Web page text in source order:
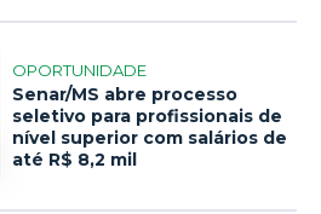
OPORTUNIDADE
Senar/MS abre processo
seletivo para profissionais de
nível superior com salários de
até R$ 8,2 mil